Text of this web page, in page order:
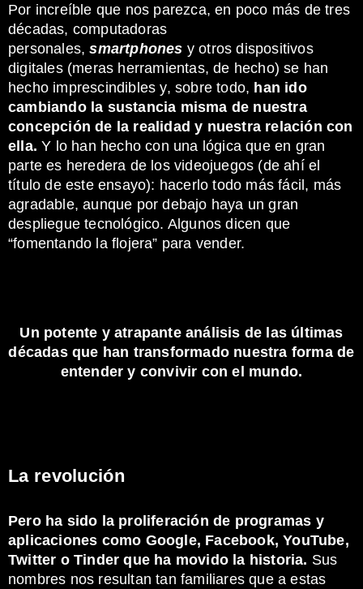
Por increíble que nos parezca, en poco más de tres
décadas, computadoras
personales,smartphones y otros dispositivos
digitales (meras herramientas, de hecho) se han
hecho imprescindibles y, sobre todo, han ido
cambiando la sustancia misma de nuestra
concepción de la realidad y nuestra relación con
ella. Y lo han hecho con una lógica que en gran
parte es heredera de los videojuegos (de ahí el
título de este ensayo): hacerlo todo más fácil, más
agradable, aunque por debajo haya un gran
despliegue tecnológico. Algunos dicen que
“fomentando la flojera” para vender.
Un potente y atrapante análisis de las últimas
décadas que han transformado nuestra forma de
entender y convivir con el mundo.
La revolución
Pero ha sido la proliferación de programas y
aplicaciones como Google, Facebook, YouTube,
Twitter o Tinder que ha movido la historia. Sus
nombres nos resultan tan familiares que a estas